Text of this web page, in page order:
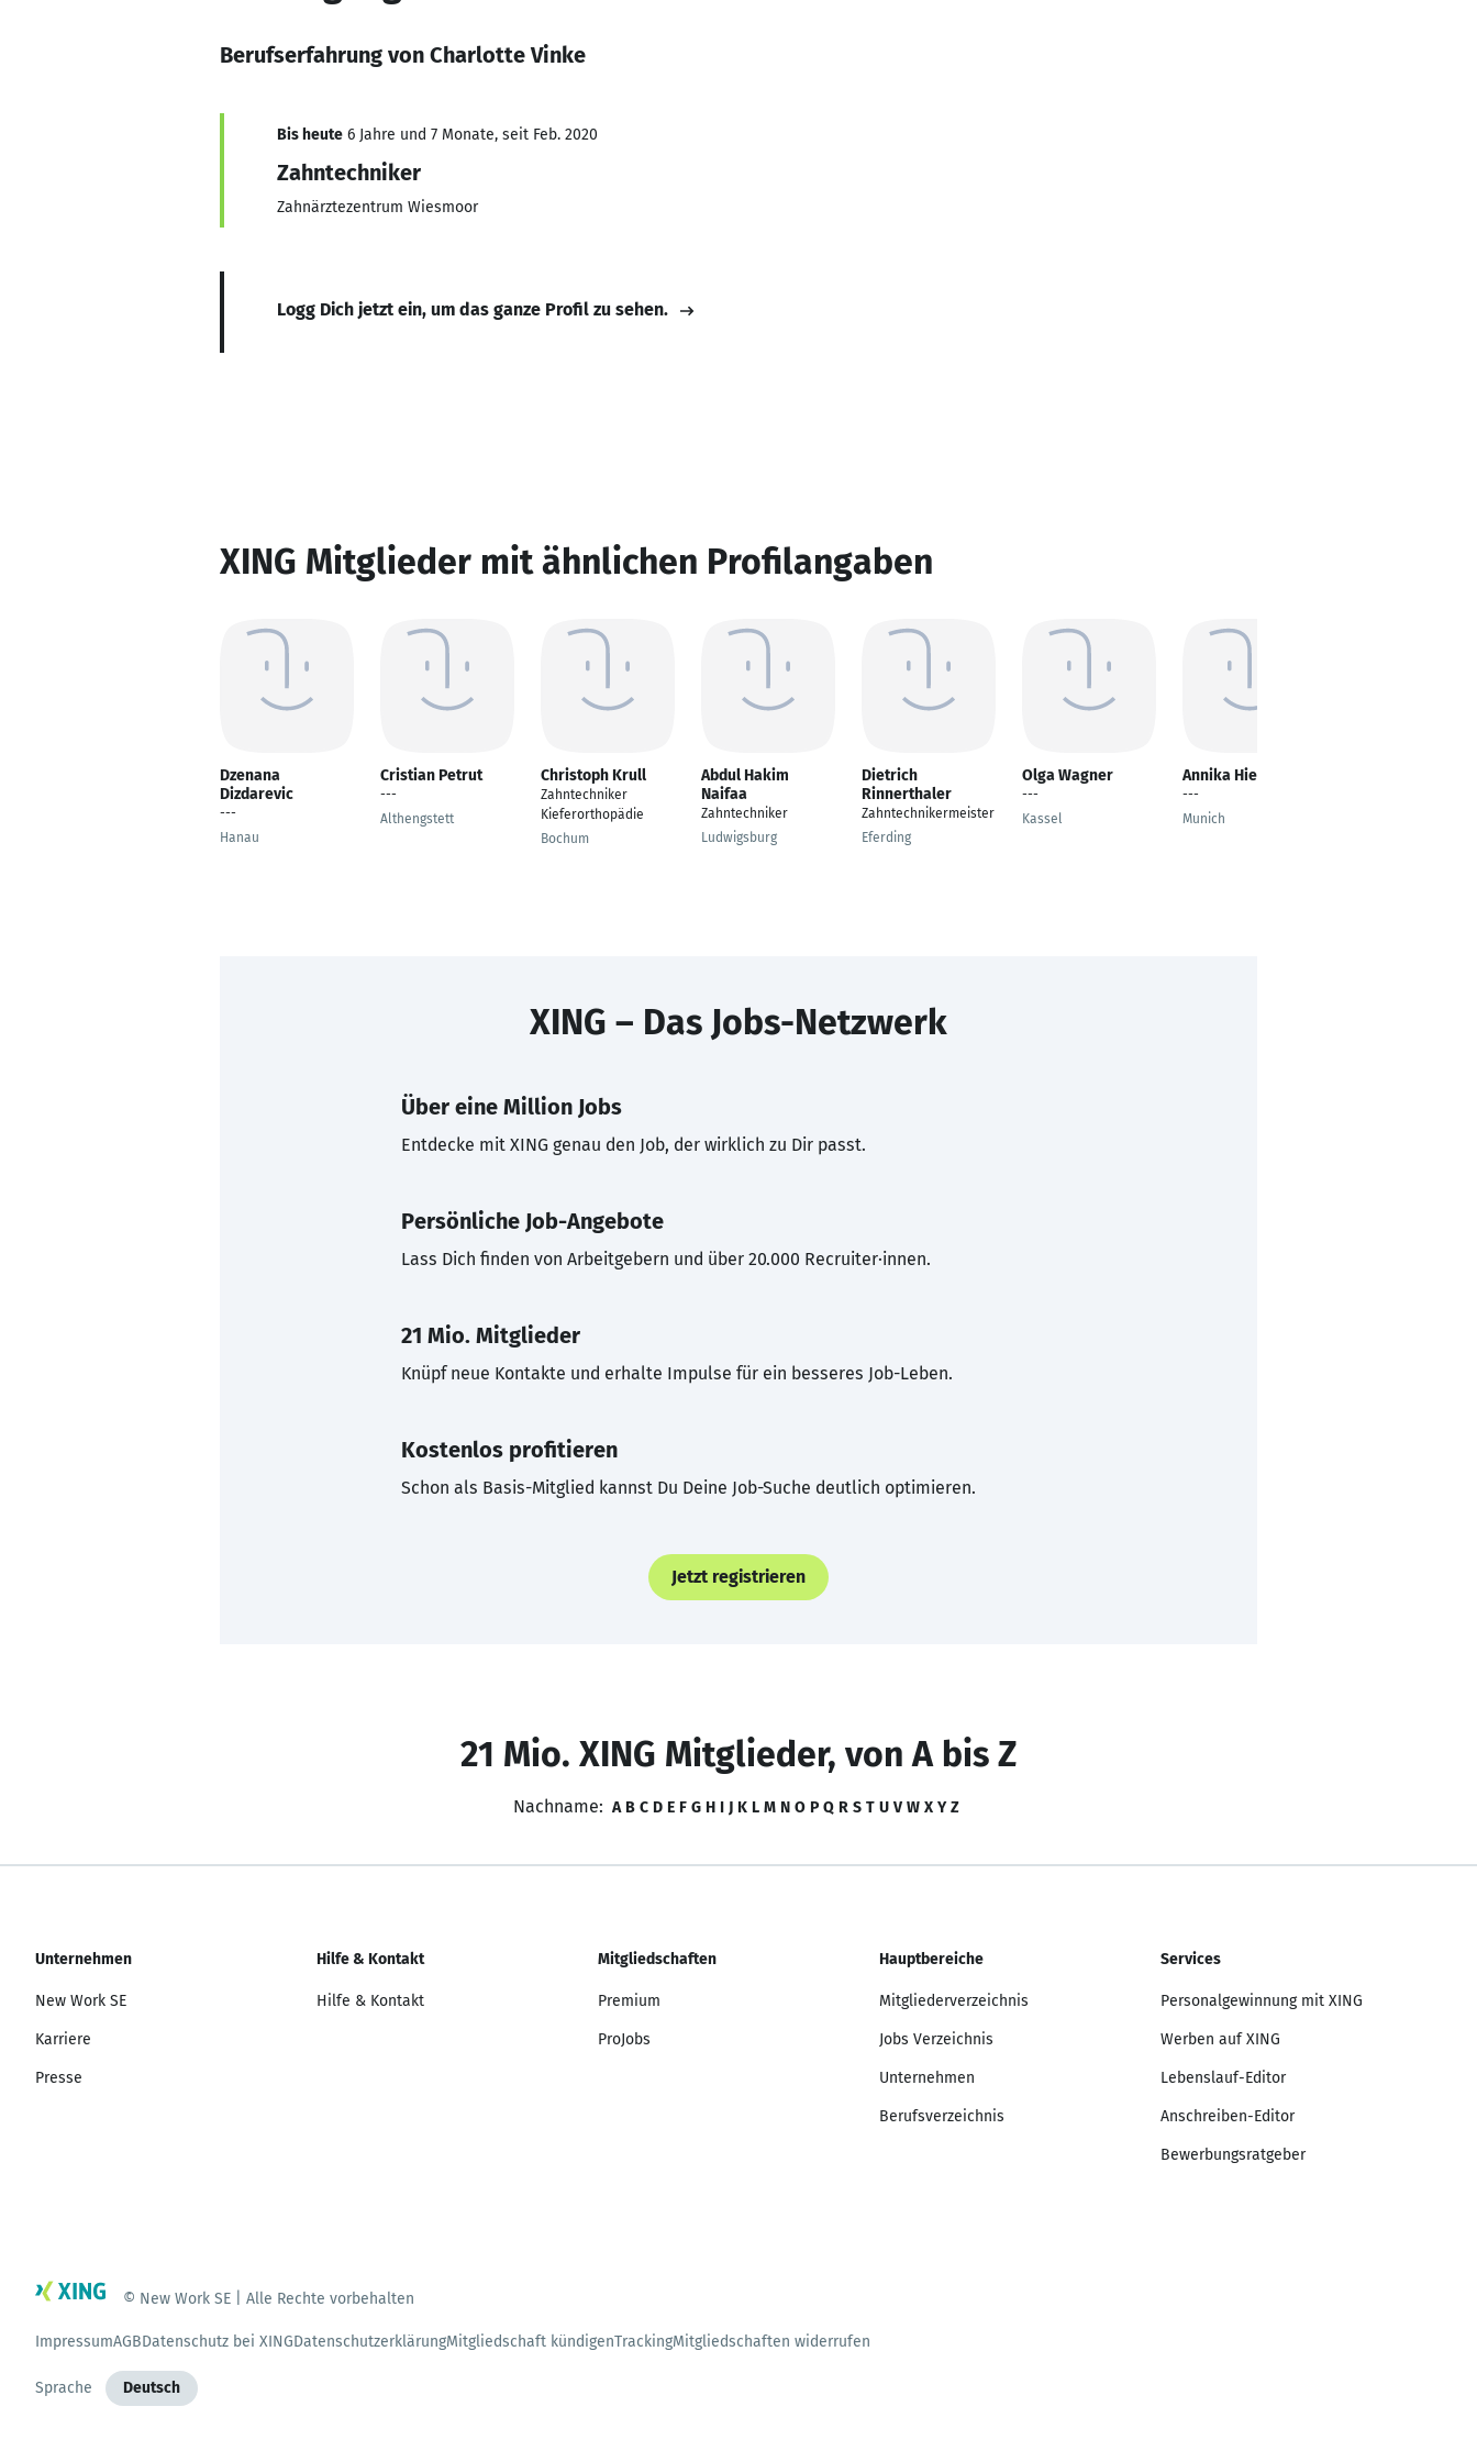
Berufserfahrung von Charlotte Vinke
Bis heute 6 Jahre und 7 Monate, seit Feb. 2020
Zahntechniker
Zahnärztezentrum Wiesmoor
Logg Dich jetzt ein, um das ganze Profil zu sehen.
XING Mitglieder mit ähnlichen Profilangaben
Dzenana
Dizdarevic
---
Hanau
Cristian Petrut
---
Althengstett
Christoph Krull
Zahntechniker
Kieferorthopädie
Bochum
Abdul Hakim
Naifaa
Zahntechniker
Ludwigsburg
Dietrich
Rinnerthaler
Zahntechnikermeister
Eferding
Olga Wagner
---
Kassel
Annika Hiesl
---
Munich
XING – Das Jobs-Netzwerk
Über eine Million Jobs
Entdecke mit XING genau den Job, der wirklich zu Dir passt.
Persönliche Job-Angebote
Lass Dich finden von Arbeitgebern und über 20.000 Recruiter·innen.
21 Mio. Mitglieder
Knüpf neue Kontakte und erhalte Impulse für ein besseres Job-Leben.
Kostenlos profitieren
Schon als Basis-Mitglied kannst Du Deine Job-Suche deutlich optimieren.
Jetzt registrieren
21 Mio. XING Mitglieder, von A bis Z
Nachname: A B C D E F G H I J K L M N O P Q R S T U V W X Y Z
Unternehmen
New Work SE
Karriere
Presse
Hilfe & Kontakt
Hilfe & Kontakt
Mitgliedschaften
Premium
ProJobs
Hauptbereiche
Mitgliederverzeichnis
Jobs Verzeichnis
Unternehmen
Berufsverzeichnis
Services
Personalgewinnung mit XING
Werben auf XING
Lebenslauf-Editor
Anschreiben-Editor
Bewerbungsratgeber
© New Work SE | Alle Rechte vorbehalten
ImpressumAGBDatenschutz bei XINGDatenschutzerklärungMitgliedschaft kündigenTrackingMitgliedschaften widerrufen
Sprache Deutsch